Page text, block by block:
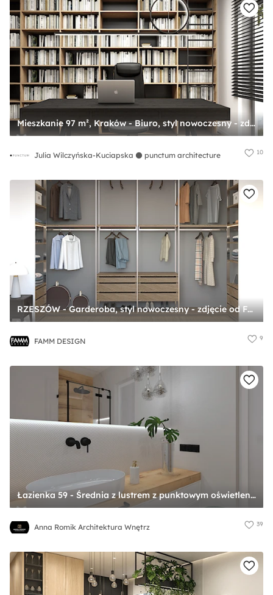
Mieszkanie 97 m², Kraków - Biuro, styl nowoczesny - zdjęcie od Julia Wilczyńska-Kuciapska ⚫️ punctum architecture
Julia Wilczyńska-Kuciapska ⚫️ punctum architecture 10
RZESZÓW - Garderoba, styl nowoczesny - zdjęcie od FAMM DESIGN
FAMM DESIGN 9
Łazienka 59 - Średnia z lustrem z punktowym oświetleniem łazienka, styl skandynawski - zdjęcie od Anna Romik Architektura Wnętrz
Anna Romik Architektura Wnętrz 39